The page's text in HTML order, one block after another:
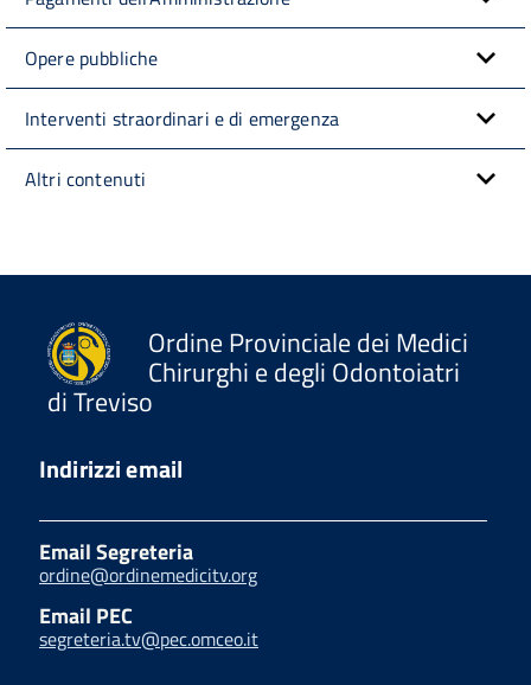
Opere pubbliche
Interventi straordinari e di emergenza
Altri contenuti
Ordine Provinciale dei Medici
Chirurghi e degli Odontoiatri
di Treviso
Indirizzi email
Email Segreteria
ordine@ordinemedicitv.org
Email PEC
segreteria.tv@pec.omceo.it